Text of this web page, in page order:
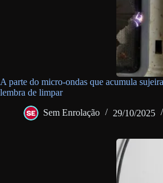
A parte do micro-ondas que acumula
lembra de limpar
Sem Enrolação 29/10/2025